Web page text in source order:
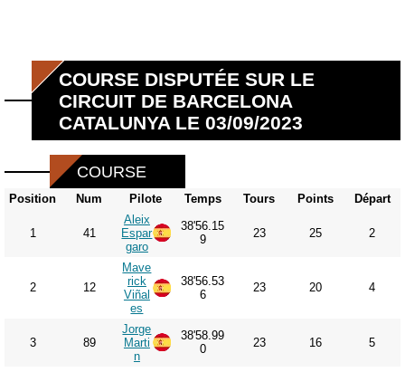
COURSE DISPUTÉE SUR LE
CIRCUIT DE BARCELONA
CATALUNYA LE 03/09/2023
COURSE
Position Num Pilote Temps Tours Points Départ
1 41
Aleix
Espar
garo
38'56.15
9
23 25 2
2 12
Mave
rick
Viñal
es
38'56.53
6
23 20 4
3 89
Jorge
Marti
n
38'58.99
0
23 16 5